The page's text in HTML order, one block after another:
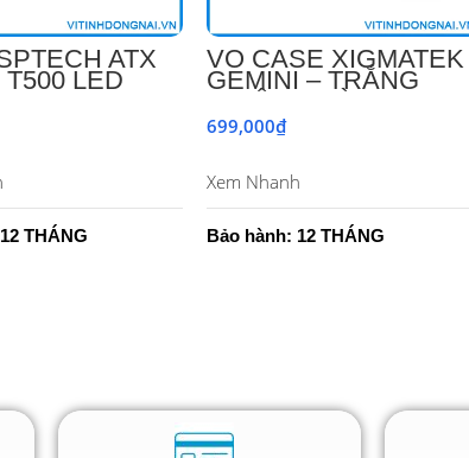
ATX
T500 LED
THÁNG
VỎ CASE XIGMATEK
GEMINI – TRẮNG
CHÍNH HÃNG
699,000₫
Xem Nhanh
Bảo hành: 12 THÁNG